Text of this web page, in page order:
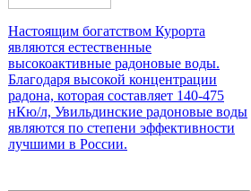
Настоящим богатством Курорта
являются естественные
высокоактивные радоновые воды.
Благодаря высокой концентрации
радона, которая составляет 140-475
нКю/л, Увильдинские радоновые воды
являются по степени эффективности
лучшими в России.